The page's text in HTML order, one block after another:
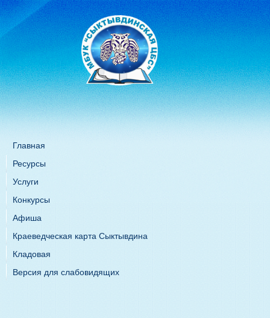
Главная
Ресурсы
Услуги
Конкурсы
Афиша
Краеведческая карта Сыктывдина
Кладовая
Версия для слабовидящих